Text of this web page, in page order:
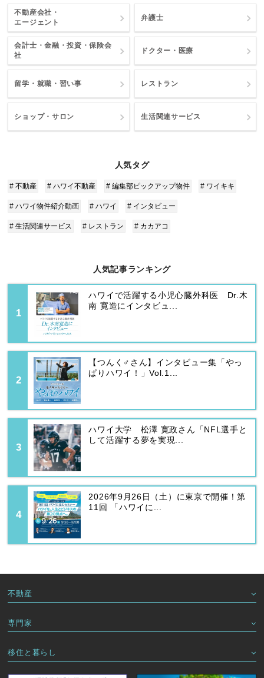
不動産会社・
エージェント
弁護士
会計士・金融・投資・保険会
社
ドクター・医療
留学・就職・習い事 レストラン
ショップ・サロン 生活関連サービス
人気タグ
# 不動産 # ハワイ不動産 # 編集部ピックアップ物件 # ワイキキ
# ハワイ物件紹介動画 # ハワイ # インタビュー
# 生活関連サービス # レストラン # カカアコ
人気記事ランキング
ハワイで活躍する小児心臓外科医 Dr.木
南 寛造にインタビュ...
【つんく♂さん】インタビュー集「やっ
ぱりハワイ！」Vol.1...
ハワイ大学 松澤 寛政さん「NFL選手と
して活躍する夢を実現...
2026年9月26日（土）に東京で開催！第
11回 「ハワイに...
不動産
専門家
移住と暮らし